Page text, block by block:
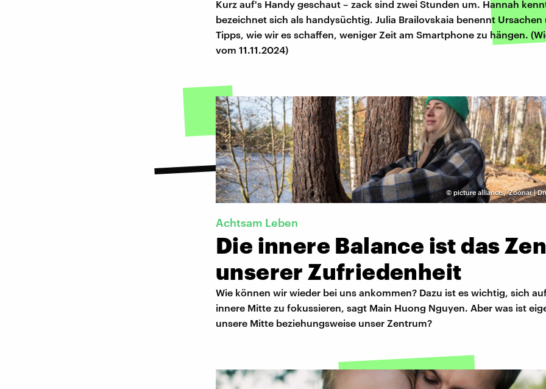
Kurz auf's Handy geschaut – zack sind zwei Stunden um. Hannah
bezeichnet sich als handysüchtig. Julia Brailovskaia benennt
Tipps, wie wir es schaffen, weniger Zeit am Smartphone zu hängen.
vom 11.11.2024)
© picture alliance / Zoonar |
Achtsam Leben
Die innere Balance ist das
unserer Zufriedenheit
Wie können wir wieder bei uns ankommen? Dazu ist es wichtig, sich
innere Mitte zu fokussieren, sagt Main Huong Nguyen. Aber was ist
unsere Mitte beziehungsweise unser Zentrum?